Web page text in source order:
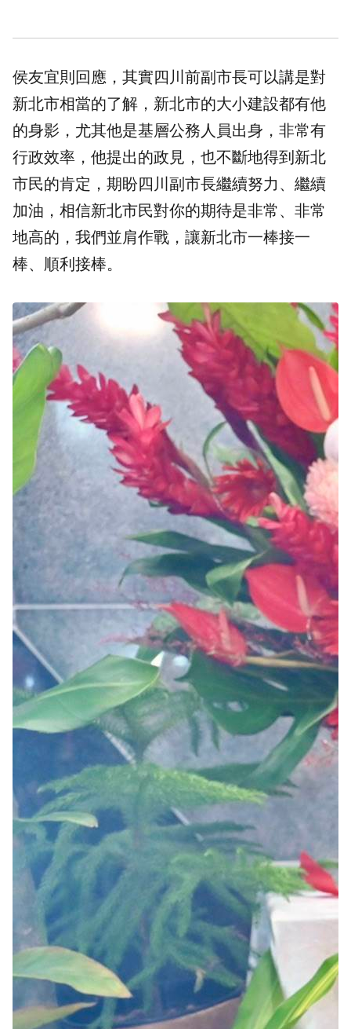
侯友宜則回應，其實四川前副市長可以講是對
新北市相當的了解，新北市的大小建設都有他
的身影，尤其他是基層公務人員出身，非常有
行政效率，他提出的政見，也不斷地得到新北
市民的肯定，期盼四川副市長繼續努力、繼續
加油，相信新北市民對你的期待是非常、非常
地高的，我們並肩作戰，讓新北市一棒接一
棒、順利接棒。